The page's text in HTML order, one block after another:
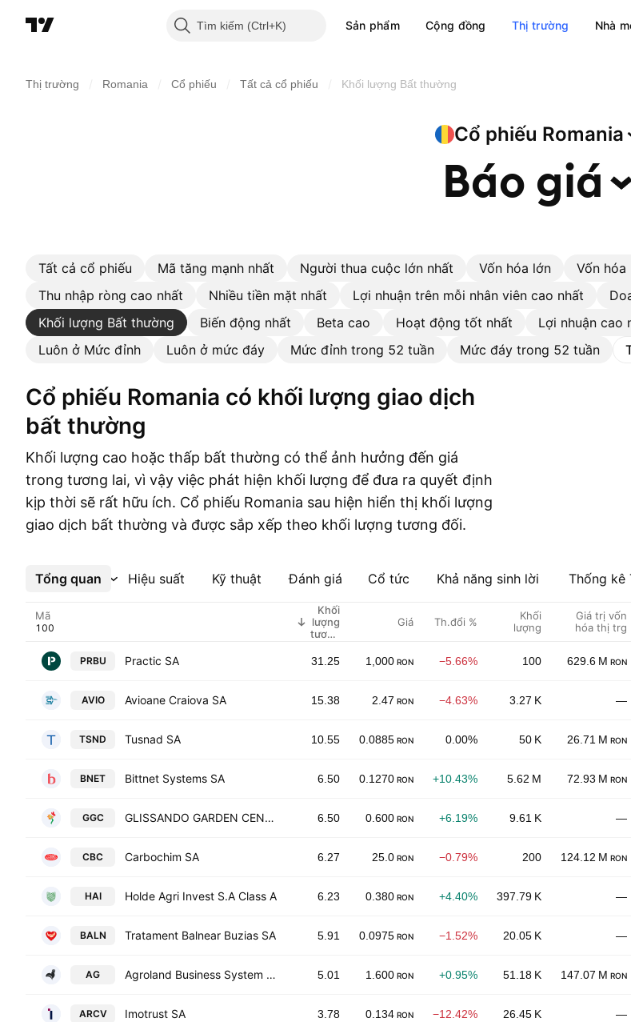
Tìm kiếm Sản phẩm Cộng đồng Thị trường Nhà
Thị trường Romania Cổ phiếu Tất cả cổ phiếu Khối lượng Bất thường
Cổ phiếu Romania
Báo giá
Tất cả cổ phiếu Mã tăng mạnh nhất Người thua cuộc lớn nhất Vốn hóa lớn Vốn hóa
Thu nhập ròng cao nhất
Nhiều tiền mặt nhất Lợi nhuận trên mỗi nhân viên cao nhất
Khối lượng Bất thường
Biến động nhất Beta cao Hoạt động tốt nhất Lợi nhuận cao
Luôn ở Mức đỉnh
Luôn ở mức đáy Mức đỉnh trong 52 tuần Mức đáy trong 52 tuần
Cổ phiếu Romania có khối lượng giao dịch
bất thường
Khối lượng cao hoặc thấp bất thường có thể ảnh hưởng đến giá
trong tương lai, vì vậy việc phát hiện khối lượng để đưa ra quyết định
kịp thời sẽ rất hữu ích. Cổ phiếu Romania sau hiện hiển thị khối lượng
giao dịch bất thường và được sắp xếp theo khối lượng tương đối.
Tổng quan Hiệu suất Kỹ thuật Đánh giá Cổ tức Khả năng sinh lời Thống kê
Xem thêm
Mã
Khối
lượng
tương
Giá Th.đổi %
Khối
lượng
Giá trị vốn
hóa thị trg
PRBU Practic SA 31.25 1,000 RON −5.66% 100 629.6 M RON
AVIO Avioane Craiova SA 15.38 2.47 RON −4.63% 3.27 K —
TSND Tusnad SA 10.55 0.0885 RON 0.00% 50 K 26.71 M RON
BNET Bittnet Systems SA 6.50 0.1270 RON +10.43% 5.62 M 72.93 M RON
GGC GLISSANDO GARDEN CENTER 6.50 0.600 RON +6.19% 9.61 K —
CBC Carbochim SA 6.27 25.0 RON −0.79% 200 124.12 M RON
HAI Holde Agri Invest S.A Class A 6.23 0.380 RON +4.40% 397.79 K —
BALN Tratament Balnear Buzias SA 5.91 0.0975 RON −1.52% 20.05 K —
AG Agroland Business System SA 5.01 1.600 RON +0.95% 51.18 K 147.07 M RON
ARCV Imotrust SA 3.78 0.134 RON −12.42% 26.45 K —